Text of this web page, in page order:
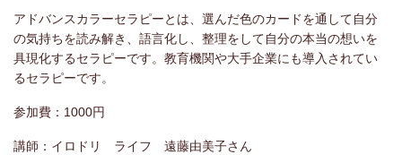
アドバンスカラーセラピーとは、選んだ色のカードを通して自分
の気持ちを読み解き、語言化し、整理をして自分の本当の想いを
具現化するセラピーです。教育機関や大手企業にも導入されてい
るセラピーです。
参加費：1000円
講師：イロドリ ライフ 遠藤由美子さん